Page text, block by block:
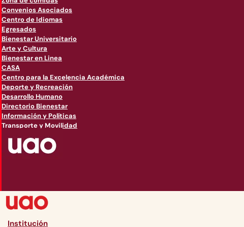
Convenios Asociados
Centro de Idiomas
Egresados
Bienestar Universitario
Arte y Cultura
Bienestar en Linea
CASA
Centro para la Excelencia Académica
Deporte y Recreación
Desarrollo Humano
Directorio Bienestar
Información y Políticas
Transporte y Movilidad
Institución